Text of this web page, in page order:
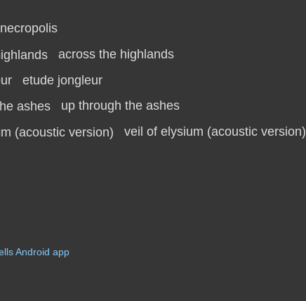
necropolis
across the highlands
etude jongleur
up through the ashes
veil of elysium (acoustic version)